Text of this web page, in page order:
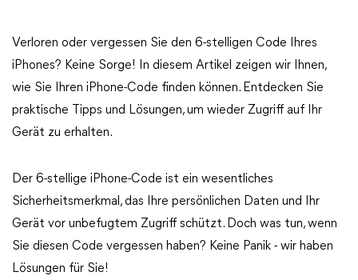
Verloren oder vergessen Sie den 6-stelligen Code Ihres
iPhones? Keine Sorge! In diesem Artikel zeigen wir Ihnen,
wie Sie Ihren iPhone-Code finden können. Entdecken Sie
praktische Tipps und Lösungen, um wieder Zugriff auf Ihr
Gerät zu erhalten.
Der 6-stellige iPhone-Code ist ein wesentliches
Sicherheitsmerkmal, das Ihre persönlichen Daten und Ihr
Gerät vor unbefugtem Zugriff schützt. Doch was tun, wenn
Sie diesen Code vergessen haben? Keine Panik - wir haben
Lösungen für Sie!